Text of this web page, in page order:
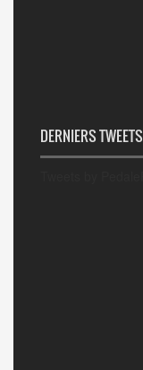
DERNIERS TWEETS